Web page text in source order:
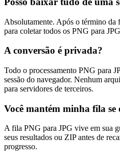
Absolutamente. Após o término
para coletar todos os PNG para
A conversão é privada?
Todo o processamento PNG para
sessão do navegador. Nenhum
para servidores de terceiros.
Você mantém minha fila se
A fila PNG para JPG vive em sua
seus resultados ou ZIP antes de
progresso.